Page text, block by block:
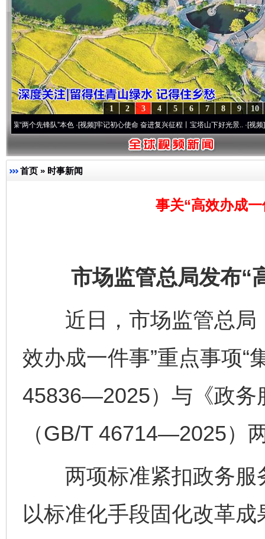
10
9
8
7
6
5
4
3
2
1
锋队”本色·[视频]牢记初心使命 奋进复兴征程丨宝塔山下好光景..·[视频]因党而生
首页 » 时事新闻
事关“高效办成
市场监管总局发布“高
近日，市场监管总局
效办成一件事”重点事项“
45836—2025）与《政务
（GB/T 46714—2025）
两项标准紧扣政务服
以标准化手段固化改革